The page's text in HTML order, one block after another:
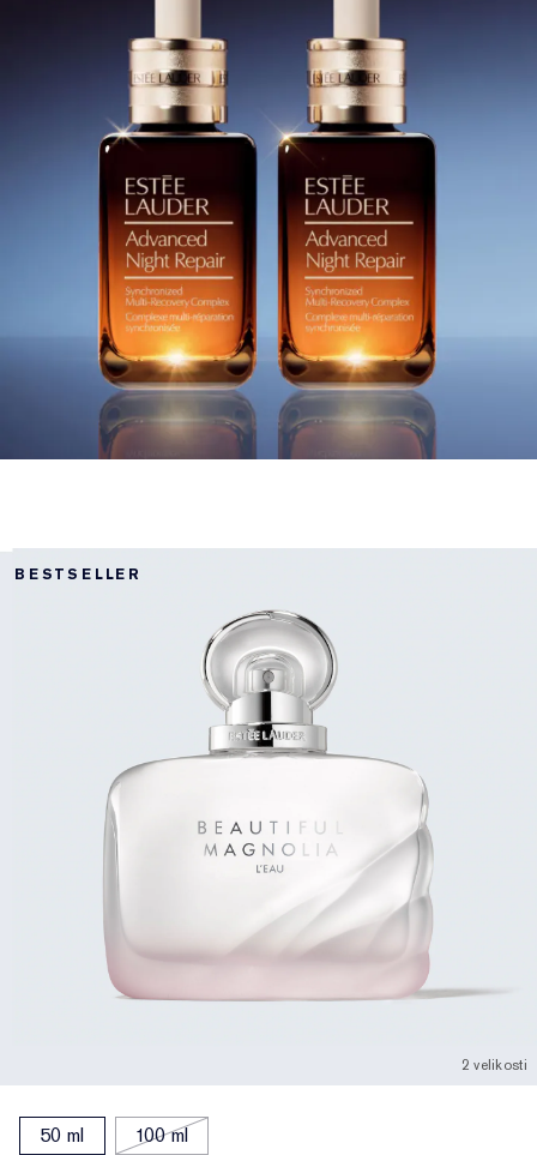
BESTSELLER
2 velikosti
50 ml 100 ml